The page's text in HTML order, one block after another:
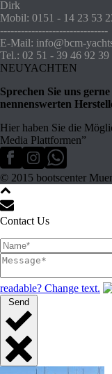
Dirk
Mobil: 0151 - 14 23 53
-------------------------------
E-Mail: info@bcm-
Tel.: 02 51 - 39 46 92 39
NEUYACHTEN
Sprechen Sie uns
nennenswerten
Hier haben Sie die
Media Plattformen”
© 2015 bootscenter
Contact Us
readable? Change text.
Send